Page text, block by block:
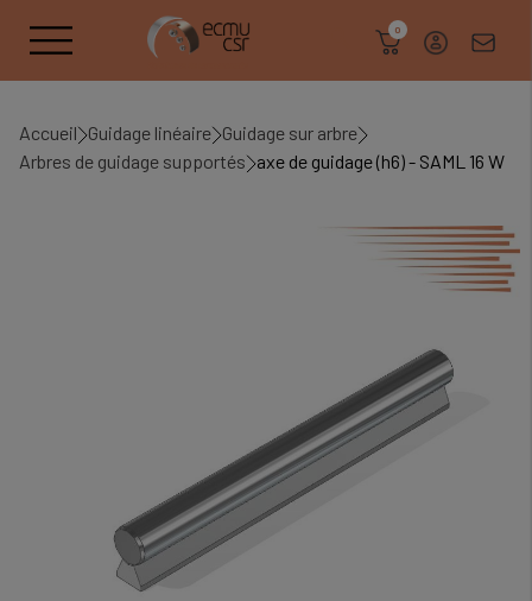
0
Accueil Guidage linéaire Guidage sur arbre
Arbres de guidage supportés axe de guidage (h6) - SAML 16 W